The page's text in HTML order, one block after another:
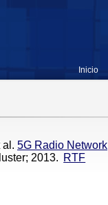
Inicio
al. 5G Radio Network
2013. RTF